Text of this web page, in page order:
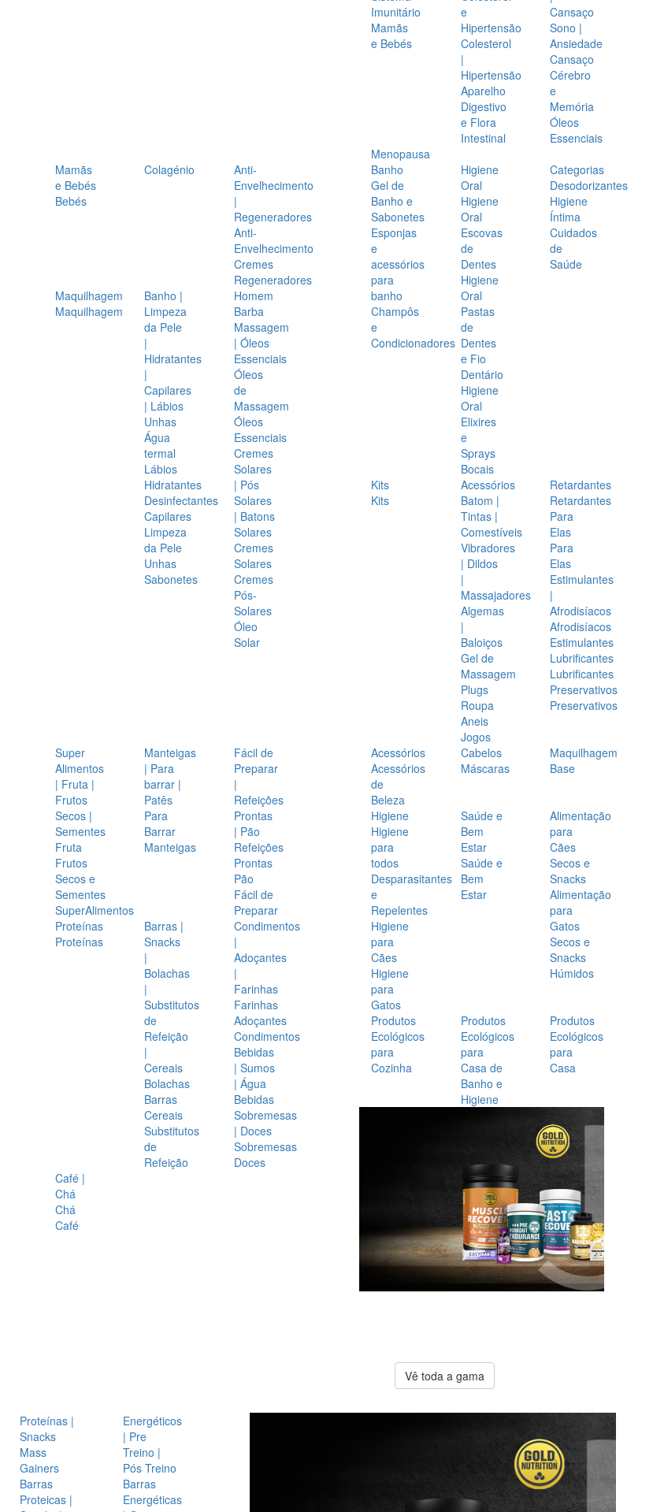
Imunitário
Mamãs
e Bebés
e
Hipertensão
Colesterol
|
Hipertensão
Aparelho
Digestivo
e Flora
Intestinal
Cansaço
Sono |
Ansiedade
Cansaço
Cérebro
e
Memória
Óleos
Essenciais
Menopausa
Mamãs
e Bebés
Bebés
Colagénio
Anti-
Envelhecimento
|
Regeneradores
Anti-
Envelhecimento
Cremes
Regeneradores
Maquilhagem
Maquilhagem
Banho |
Limpeza
da Pele
|
Hidratantes
|
Capilares
| Lábios
Unhas
Água
termal
Lábios
Hidratantes
Desinfectantes
Capilares
Limpeza
da Pele
Unhas
Sabonetes
Homem
Barba
Massagem
| Óleos
Essenciais
Óleos
de
Massagem
Óleos
Essenciais
Cremes
Solares
| Pós
Solares
| Batons
Solares
Cremes
Solares
Cremes
Pós-
Solares
Óleo
Solar
Banho
Gel de
Banho e
Sabonetes
Esponjas
e
acessórios
para
banho
Champôs
e
Condicionadores
Higiene
Oral
Higiene
Oral
Escovas
de
Dentes
Higiene
Oral
Pastas
de
Dentes
e Fio
Dentário
Higiene
Oral
Elixires
e
Sprays
Bocais
Categorias
Desodorizantes
Higiene
Íntima
Cuidados
de
Saúde
Kits
Kits
Acessórios
Batom |
Tintas |
Comestíveis
Vibradores
| Dildos
|
Massajadores
Algemas
|
Baloiços
Gel de
Massagem
Plugs
Roupa
Aneis
Jogos
Retardantes
Retardantes
Para
Elas
Para
Elas
Estimulantes
|
Afrodisíacos
Afrodisíacos
Estimulantes
Lubrificantes
Lubrificantes
Preservativos
Preservativos
Super
Alimentos
| Fruta |
Frutos
Secos |
Sementes
Fruta
Frutos
Secos e
Sementes
SuperAlimentos
Manteigas
| Para
barrar |
Patês
Para
Barrar
Manteigas
Fácil de
Preparar
|
Refeições
Prontas
| Pão
Refeições
Prontas
Pão
Fácil de
Preparar
Proteínas
Proteínas
Barras |
Snacks
|
Bolachas
|
Substitutos
de
Refeição
|
Cereais
Bolachas
Barras
Cereais
Substitutos
de
Refeição
Condimentos
|
Adoçantes
|
Farinhas
Farinhas
Adoçantes
Condimentos
Bebidas
| Sumos
| Água
Bebidas
Sobremesas
| Doces
Sobremesas
Doces
Café |
Chá
Chá
Café
Acessórios
Acessórios
de
Beleza
Cabelos
Máscaras
Maquilhagem
Base
Higiene
Higiene
para
todos
Desparasitantes
e
Repelentes
Higiene
para
Cães
Higiene
para
Gatos
Saúde e
Bem
Estar
Saúde e
Bem
Estar
Alimentação
para
Cães
Secos e
Snacks
Alimentação
para
Gatos
Secos e
Snacks
Húmidos
Produtos
Ecológicos
para
Cozinha
Produtos
Ecológicos
para
Casa de
Banho e
Higiene
Produtos
Ecológicos
para
Casa
Vê toda a gama
Proteínas |
Snacks
Mass
Gainers
Barras
Proteicas |
Energéticos
| Pre
Treino |
Pós Treino
Barras
Energéticas